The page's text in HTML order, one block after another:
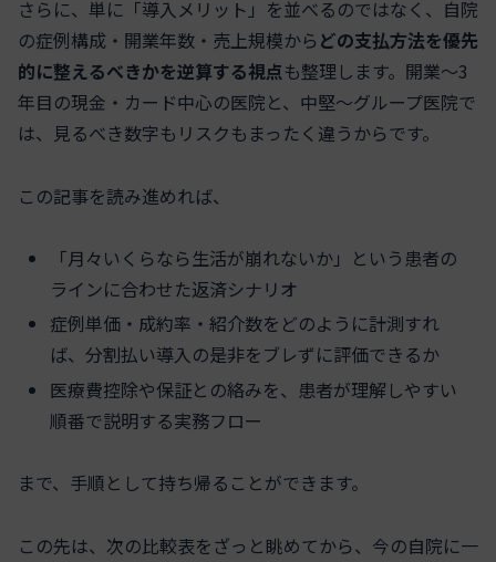
さらに、単に「導入メリット」を並べるのではなく、自院
の症例構成・開業年数・売上規模から どの支払方法を優先
的に整えるべきかを逆算する視点も整理します。開業〜3
年目の現金・カード中心の医院と、中堅〜グループ医院で
は、見るべき数字もリスクもまったく違うからです。
この記事を読み進めれば、
「月々いくらなら生活が崩れないか」という患者の
ラインに合わせた返済シナリオ
症例単価・成約率・紹介数をどのように計測すれ
ば、分割払い導入の是非をブレずに評価できるか
医療費控除や保証との絡みを、患者が理解しやすい
順番で説明する実務フロー
まで、手順として持ち帰ることができます。
この先は、次の比較表をざっと眺めてから、今の自院に一